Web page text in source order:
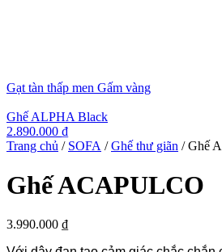
Gạt tàn thấp men Gấm vàng
Ghế ALPHA Black
2.890.000 ₫
Trang chủ / SOFA /Ghế thư giãn / Ghế
Ghế ACAPULCO
3.990.000 ₫